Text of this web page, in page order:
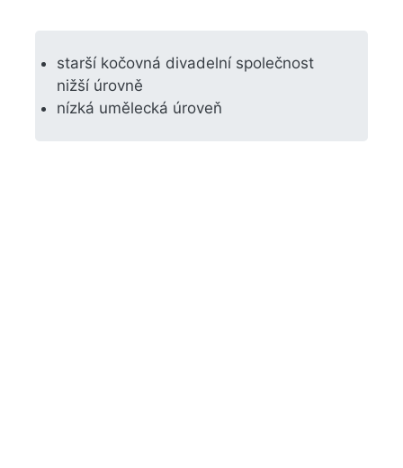
starší kočovná divadelní společnost
nižší úrovně
nízká umělecká úroveň